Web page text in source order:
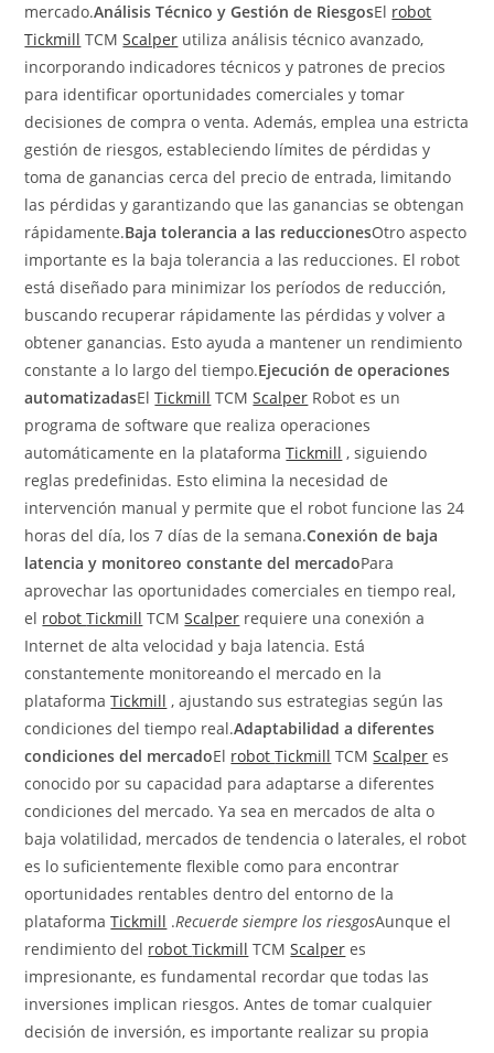
mercado.Análisis Técnico y Gestión de RiesgosEl robot
Tickmill TCMScalper utiliza análisis técnico avanzado,
incorporando indicadores técnicos y patrones de precios
para identificar oportunidades comerciales y tomar
decisiones de compra o venta. Además, emplea una estricta
gestión de riesgos, estableciendo límites de pérdidas y
toma de ganancias cerca del precio de entrada, limitando
las pérdidas y garantizando que las ganancias se obtengan
rápidamente.Baja tolerancia a las reduccionesOtro aspecto
importante es la baja tolerancia a las reducciones. El robot
está diseñado para minimizar los períodos de reducción,
buscando recuperar rápidamente las pérdidas y volver a
obtener ganancias. Esto ayuda a mantener un rendimiento
constante a lo largo del tiempo.Ejecución de operaciones
automatizadasElTickmill TCMScalper Robot es un
programa de software que realiza operaciones
automáticamente en la plataformaTickmill , siguiendo
reglas predefinidas. Esto elimina la necesidad de
intervención manual y permite que el robot funcione las 24
horas del día, los 7 días de la semana.Conexión de baja
latencia y monitoreo constante del mercadoPara
aprovechar las oportunidades comerciales en tiempo real,
el robotTickmill TCMScalper requiere una conexión a
Internet de alta velocidad y baja latencia. Está
constantemente monitoreando el mercado en la
plataformaTickmill , ajustando sus estrategias según las
condiciones del tiempo real.Adaptabilidad a diferentes
condiciones del mercadoEl robotTickmill TCMScalper es
conocido por su capacidad para adaptarse a diferentes
condiciones del mercado. Ya sea en mercados de alta o
baja volatilidad, mercados de tendencia o laterales, el robot
es lo suficientemente flexible como para encontrar
oportunidades rentables dentro del entorno de la
plataformaTickmill .Recuerde siempre los riesgosAunque el
rendimiento del robotTickmill TCMScalper es
impresionante, es fundamental recordar que todas las
inversiones implican riesgos. Antes de tomar cualquier
decisión de inversión, es importante realizar su propia